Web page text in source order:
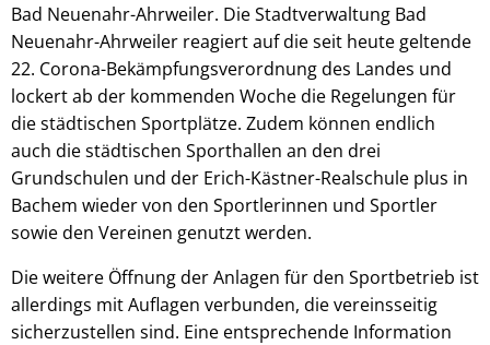
Bad Neuenahr-Ahrweiler. Die Stadtverwaltung Bad
Neuenahr-Ahrweiler reagiert auf die seit heute geltende
22. Corona-Bekämpfungsverordnung des Landes und
lockert ab der kommenden Woche die Regelungen für
die städtischen Sportplätze. Zudem können endlich
auch die städtischen Sporthallen an den drei
Grundschulen und der Erich-Kästner-Realschule plus in
Bachem wieder von den Sportlerinnen und Sportler
sowie den Vereinen genutzt werden.
Die weitere Öffnung der Anlagen für den Sportbetrieb ist
allerdings mit Auflagen verbunden, die vereinsseitig
sicherzustellen sind. Eine entsprechende Information